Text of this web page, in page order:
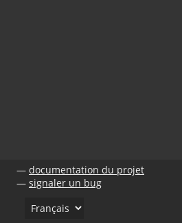
documentation du projet
signaler un bug